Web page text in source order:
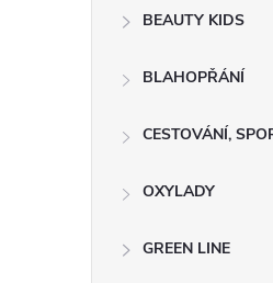
BEAUTY KIDS
BLAHOPŘÁNÍ
CESTOVÁNÍ,
OXYLADY
GREEN LINE